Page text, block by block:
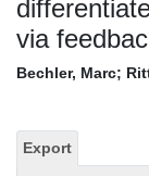
via
Bechler, Marc;
Export